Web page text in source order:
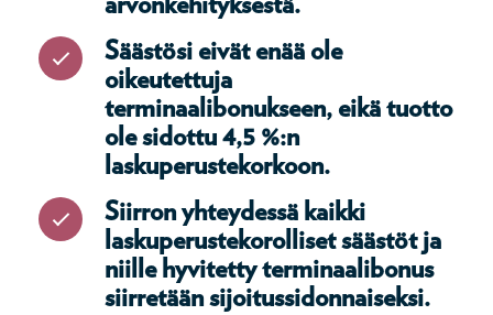
Säästösi eivät enää ole
oikeutettuja
terminaalibonukseen, eikä tuotto
ole sidottu 4,5 %:n
laskuperustekorkoon.
Siirron yhteydessä kaikki
laskuperustekorolliset säästöt ja
niille hyvitetty terminaalibonus
siirretään sijoitussidonnaiseksi.